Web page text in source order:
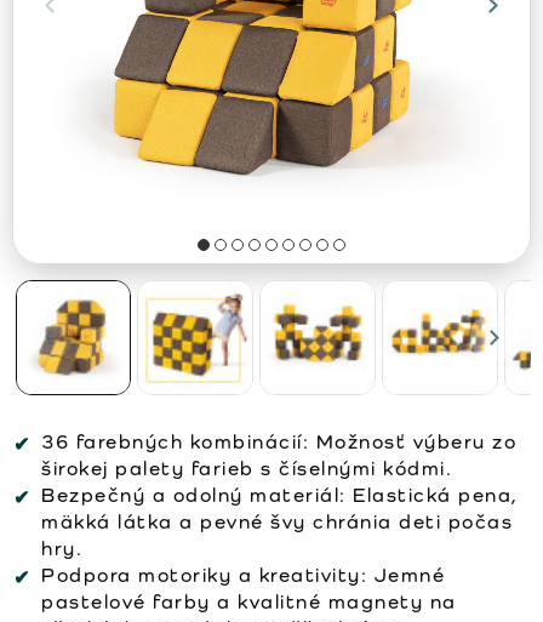
36 farebných kombinácií: Možnosť výberu zo
širokej palety farieb s číselnými kódmi.
Bezpečný a odolný materiál: Elastická pena,
mäkká látka a pevné švy chránia deti počas
hry.
Podpora motoriky a kreativity: Jemné
pastelové farby a kvalitné magnety na